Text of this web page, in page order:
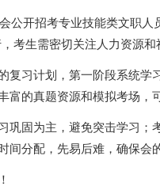
公开招考专业技能类文职
考生需密切关注人力资源和
复习计划，第一阶段系统
富的真题资源和模拟考场
巩固为主，避免突击学习
分配，先易后难，确保会